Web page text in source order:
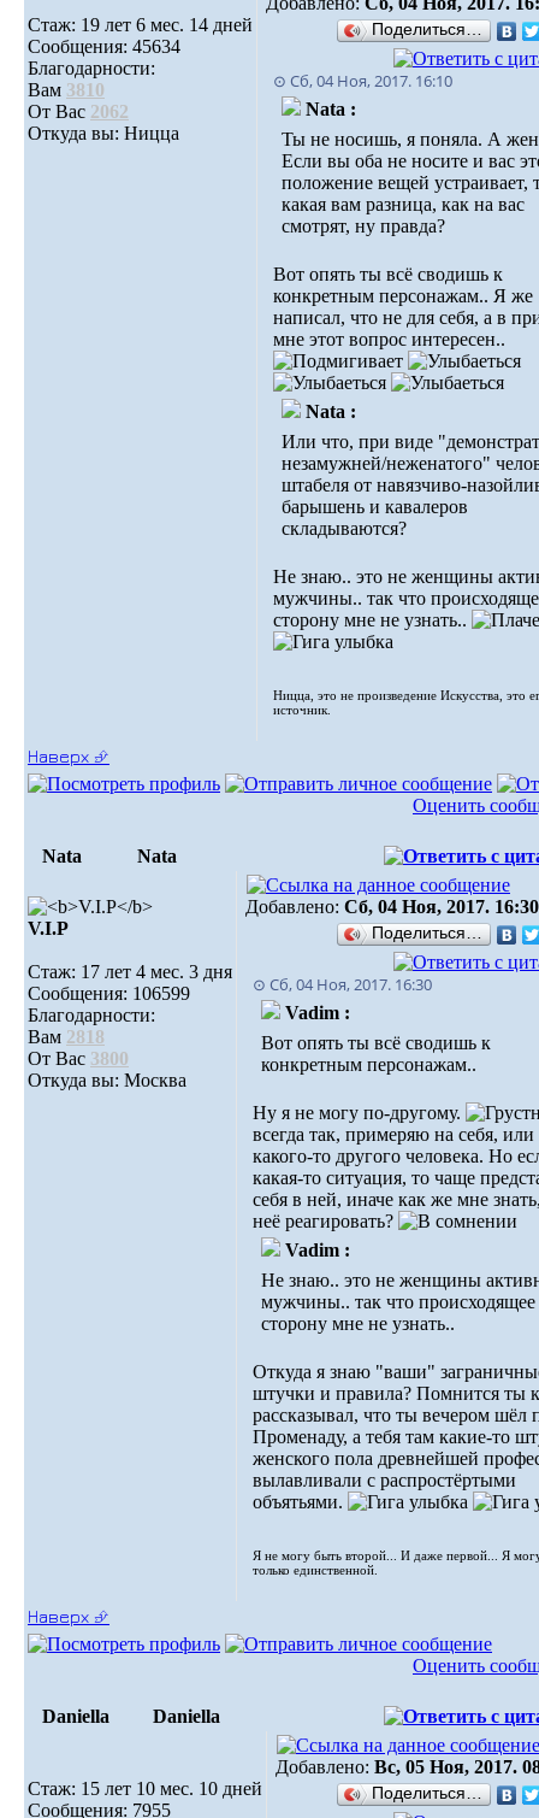
Стаж: 19 лет 6 мес. 14 дней
Сообщения: 45634
Благодарности:
Вам 3810
От Вас 2062
Откуда вы: Ницца
Поделиться…
⊙ Сб, 04 Ноя, 2017. 16:10
Nata :
Ты не носишь, я поняла. А
Если вы оба не носите и вас
положение вещей устраивает,
какая вам разница, как на вас
смотрят, ну правда?
Вот опять ты всё сводишь к
конкретным персонажам.. Я же
написал, что не для себя, а в
мне этот вопрос интересен..
Nata :
Или что, при виде
незамужней/неженатого"
штабеля от навязчиво-
барышень и кавалеров
складываются?
Не знаю.. это не женщины
мужчины.. так что
сторону мне не узнать..
Ницца, это не произведение Искусства, это
источник.
Наверх ⮵
Оценить
Nata Nata
V.I.Р
Стаж: 17 лет 4 мес. 3 дня
Сообщения: 106599
Благодарности:
Вам 2818
От Вас 3800
Откуда вы: Москва
Добавлено: Сб, 04 Ноя, 2017. 16:30
Поделиться…
⊙ Сб, 04 Ноя, 2017. 16:30
Vadim :
Вот опять ты всё сводишь к
конкретным персонажам..
Ну я не могу по-другому.
всегда так, примеряю на себя, или
какого-то другого человека. Но
какая-то ситуация, то чаще
себя в ней, иначе как же мне
неё реагировать?
Vadim :
Не знаю.. это не женщины
мужчины.. так что происходящее
сторону мне не узнать..
Откуда я знаю "ваши"
штучки и правила? Помнится ты
рассказывал, что ты вечером шёл
Променаду, а тебя там какие-то
женского пола древнейшей
вылавливали с распростёртыми
объятьями.
Я не могу быть второй... И даже первой... Я
только единственной.
Наверх ⮵
Оценить
Daniella Daniella
Стаж: 15 лет 10 мес. 10 дней
Сообщения: 7955
Добавлено: Вс, 05 Ноя, 2017.
Поделиться…